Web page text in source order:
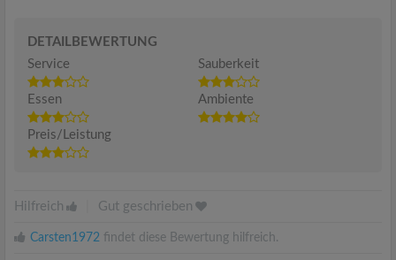
DETAILBEWERTUNG
Service
Sauberkeit
Essen Ambiente
Preis/Leistung
Hilfreich Gut geschrieben
Carsten1972 findet diese Bewertung hilfreich.